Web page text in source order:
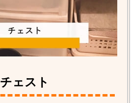
チェスト